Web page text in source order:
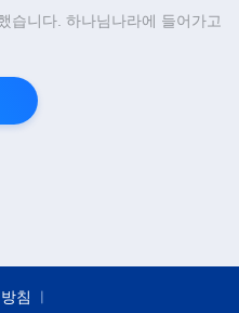
습니다. 하나님나라에 들어가고
침